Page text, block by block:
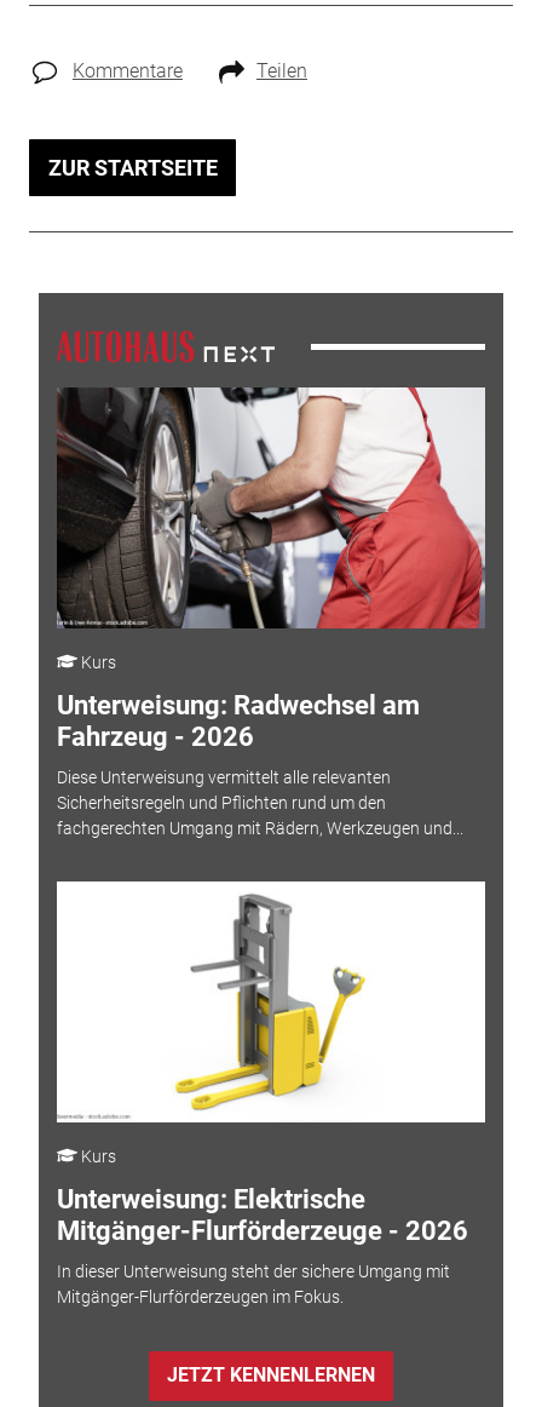
Kommentare Teilen
ZUR STARTSEITE
Kurs
Unterweisung: Radwechsel am
Fahrzeug - 2026
Diese Unterweisung vermittelt alle relevanten
Sicherheitsregeln und Pflichten rund um den
fachgerechten Umgang mit Rädern, Werkzeugen und...
Kurs
Unterweisung: Elektrische
Mitgänger-Flurförderzeuge - 2026
In dieser Unterweisung steht der sichere Umgang mit
Mitgänger-Flurförderzeugen im Fokus.
JETZT KENNENLERNEN